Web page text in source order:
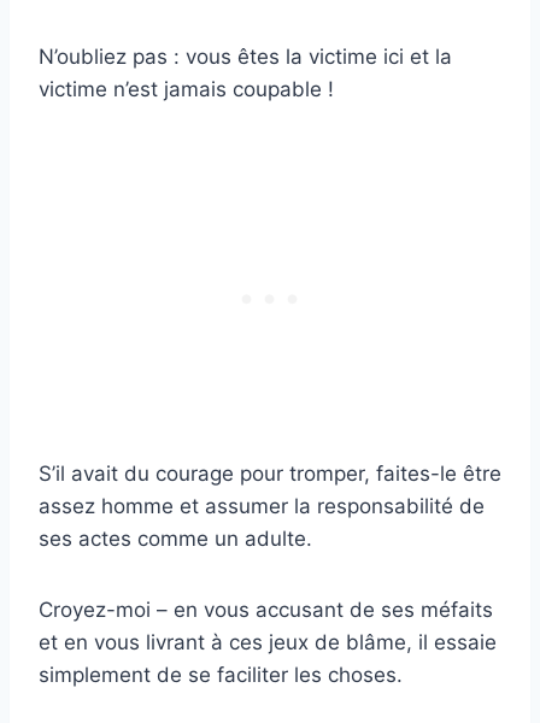
N’oubliez pas : vous êtes la victime ici et la
victime n’est jamais coupable !
S’il avait du courage pour tromper, faites-le être
assez homme et assumer la responsabilité de
ses actes comme un adulte.
Croyez-moi – en vous accusant de ses méfaits
et en vous livrant à ces jeux de blâme, il essaie
simplement de se faciliter les choses.